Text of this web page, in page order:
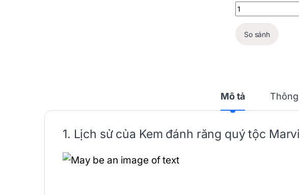
Kem Đánh Răng
So sánh
Mô tả
1. Lịch sử của Kem đánh răng quý tộc